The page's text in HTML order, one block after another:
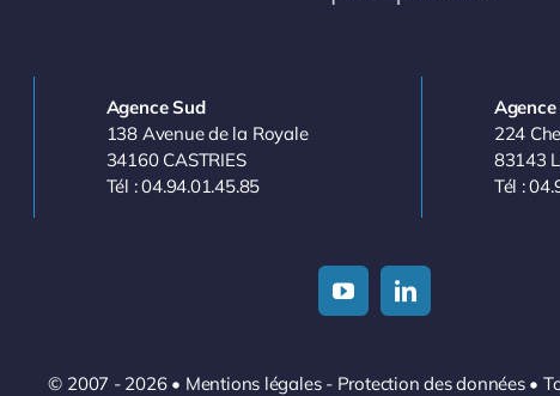
Agence Sud
138 Avenue de la Royale
34160 CASTRIES
Tél : 04.94.01.45.85
224
83143
Tél :
© 2007 - 2026 • Mentions légales- Protection des données•